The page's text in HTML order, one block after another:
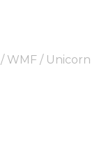
/ WMF/ Unicorn